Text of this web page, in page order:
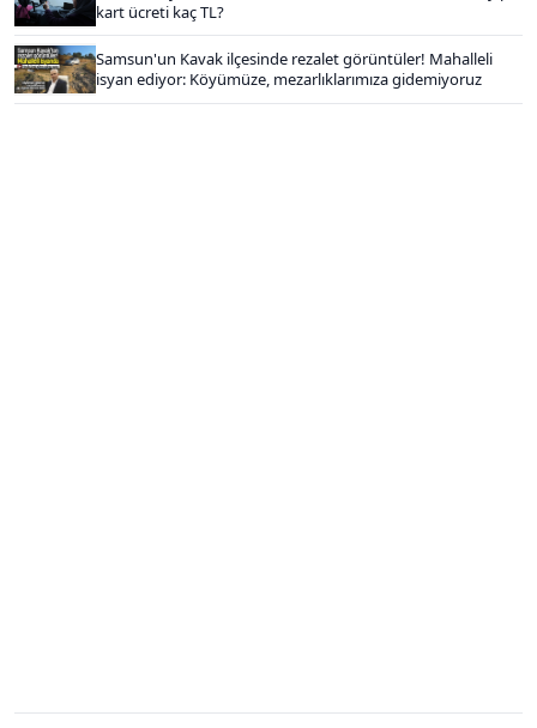
kart ücreti kaç TL?
Samsun'un Kavak ilçesinde rezalet görüntüler! Mahalleli
isyan ediyor: Köyümüze, mezarlıklarımıza gidemiyoruz